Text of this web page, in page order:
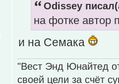
Odissey
на фотке автор
и на Семака
"Вест Энд Юнайтед
своей цели за счёт